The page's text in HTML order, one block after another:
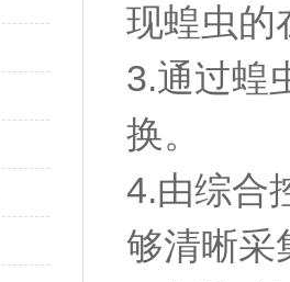
现蝗虫的
3.通过蝗
换。
4.由综合
够清晰采